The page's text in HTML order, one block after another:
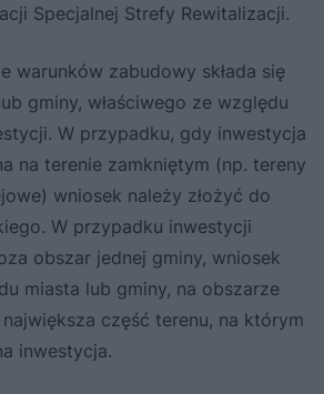
Specjalnej Strefy Rewitalizacji.
warunków zabudowy składa się
gminy, właściwego ze względu
W przypadku, gdy inwestycja
na terenie zamkniętym (np. tereny
wniosek należy złożyć do
W przypadku inwestycji
obszar jednej gminy, wniosek
miasta lub gminy, na obszarze
część terenu, na którym
inwestycja.